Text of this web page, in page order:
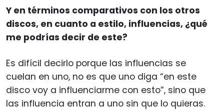
Y en términos comparativos con los otros
discos, en cuanto a estilo, influencias, ¿qué
me podrías decir de este?
Es difícil decirlo porque las influencias se
cuelan en uno, no es que uno diga “en este
disco voy a influenciarme con esto”, sino que
las influencia entran a uno sin que lo quieras.